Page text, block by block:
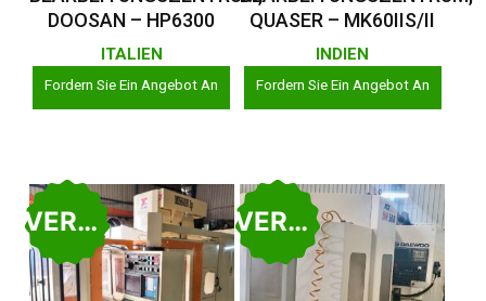
DOOSAN – HP6300
ITALIEN
Fordern Sie Ein Angebot An
QUASER – MK60IIS/II
INDIEN
Fordern Sie Ein Angebot An
VERKAUFT VERKAUFT